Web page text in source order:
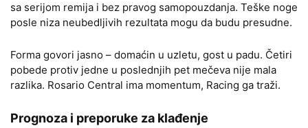
sa serijom remija i bez pravog samopouzdanja. Teške noge
posle niza neubedljivih rezultata mogu da budu presudne.
Forma govori jasno – domaćin u uzletu, gost u padu. Četiri
pobede protiv jedne u poslednjih pet mečeva nije mala
razlika. Rosario Central ima momentum, Racing ga traži.
Prognoza i preporuke za klađenje